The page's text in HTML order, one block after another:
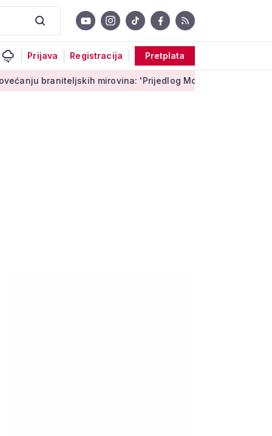
Prijava Registracija Pretplata
mirovina: 'Prijedlog Možemo! nema veze s Vladinim'